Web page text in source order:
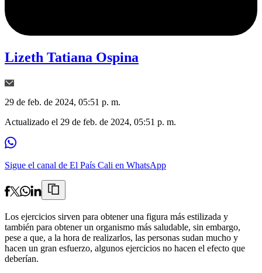
Lizeth Tatiana Ospina
29 de feb. de 2024, 05:51 p. m.
Actualizado el 29 de feb. de 2024, 05:51 p. m.
Sigue el canal de El País Cali en WhatsApp
Los ejercicios sirven para obtener una figura más estilizada y
también para obtener un organismo más saludable, sin embargo,
pese a que, a la hora de realizarlos, las personas sudan mucho y
hacen un gran esfuerzo, algunos ejercicios no hacen el efecto que
deberían.